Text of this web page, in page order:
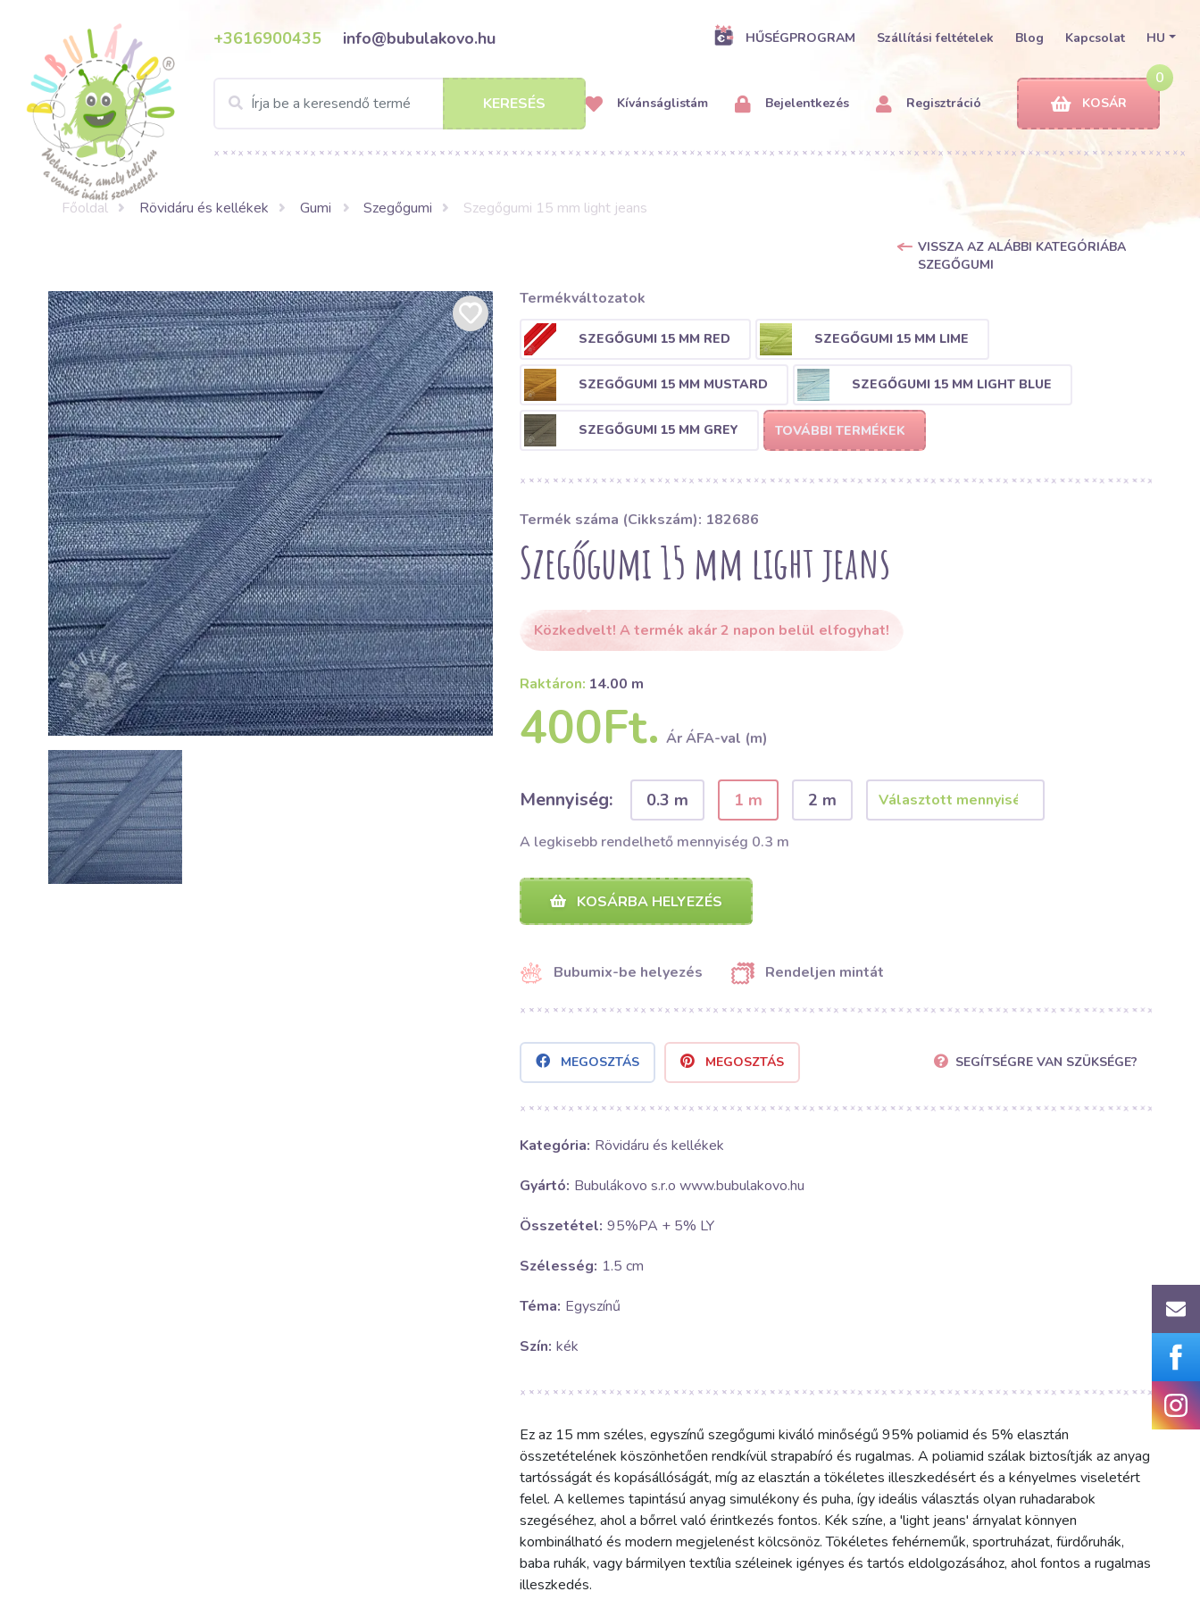
+3616900435 info@bubulakovo.hu HŰSÉGPROGRAM Szállítási feltételek Blog Kapcsolat HU
KERESÉS Kívánságlistám Bejelentkezés Regisztráció
0
KOSÁR
Főoldal Rövidáru és kellékek Gumi Szegőgumi Szegőgumi 15 mm light jeans
VISSZA AZ ALÁBBI KATEGÓRIÁBA
SZEGŐGUMI
Termékváltozatok
SZEGŐGUMI 15 MM RED SZEGŐGUMI 15 MM LIME
SZEGŐGUMI 15 MM MUSTARD SZEGŐGUMI 15 MM LIGHT BLUE
SZEGŐGUMI 15 MM GREY TOVÁBBI TERMÉKEK
Termék száma (Cikkszám): 182686
Szegőgumi 15 mm light jeans
Közkedvelt! A termék akár 2 napon belül elfogyhat!
Raktáron: 14.00 m
400Ft. Ár ÁFA-val (m)
Mennyiség: 0.3 m 1 m 2 m
A legkisebb rendelhető mennyiség 0.3 m
KOSÁRBA HELYEZÉS
Bubumix-be helyezés Rendeljen mintát
MEGOSZTÁS MEGOSZTÁS SEGÍTSÉGRE VAN SZÜKSÉGE?
Kategória: Rövidáru és kellékek
Gyártó: Bubulákovo s.r.o www.bubulakovo.hu
Összetétel: 95%PA + 5% LY
Szélesség: 1.5 cm
Téma: Egyszínű
Szín: kék
Ez az 15 mm széles, egyszínű szegőgumi kiváló minőségű 95% poliamid és 5% elasztán
összetételének köszönhetően rendkívül strapabíró és rugalmas. A poliamid szálak biztosítják az anyag
tartósságát és kopásállóságát, míg az elasztán a tökéletes illeszkedésért és a kényelmes viseletért
felel. A kellemes tapintású anyag simulékony és puha, így ideális választás olyan ruhadarabok
szegéséhez, ahol a bőrrel való érintkezés fontos. Kék színe, a 'light jeans' árnyalat könnyen
kombinálható és modern megjelenést kölcsönöz. Tökéletes fehérneműk, sportruházat, fürdőruhák,
baba ruhák, vagy bármilyen textília széleinek igényes és tartós eldolgozásához, ahol fontos a rugalmas
illeszkedés.